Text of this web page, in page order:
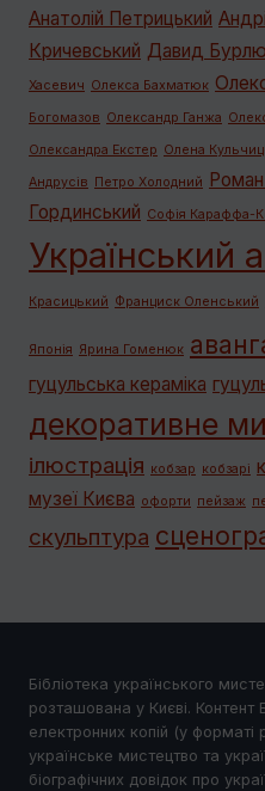
Анатолій Петрицький
Кричевський Давид
Хасевич Олекса Бахматюк
Богомазов Олександр Ганжа
Олександра Екстер Олена
Андрусів Петро Холодний Роман
Гординський Софія Караффа-
Український
Красицький Франциск Оленський
Японія Ярина Гоменюк
гуцульська кераміка
декоративне
ілюстрація кобзар кобзарі
музеї Києва офорти пейзаж
скульптура
Бібліотека українського
розташована у Києві. Контент
електронних копій (у форматі
українське мистецтво та
біографічних довідок про